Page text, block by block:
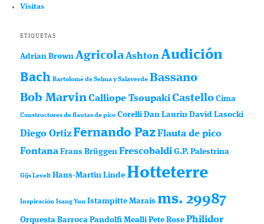
Visitas
ETIQUETAS
Adrian Brown AgricolaAshtonAudición
Bach Bartolomé de Selma y Salaverde Bassano
Bob MarvinCalliope TsoupakiCastello Cima
Constructores de flautas de pico Corelli Dan Laurin David Lasocki
Diego OrtizFernando PazFlauta de pico
Fontana Frans Brüggen Frescobaldi G.P. Palestrina
Gijs Levelt Hans-Martin Linde Hotteterre
Inspiración Isang Yun Istampitte Marais ms. 29987
Orquesta Barroca Pandolfi Mealli Pete Rose Philidor